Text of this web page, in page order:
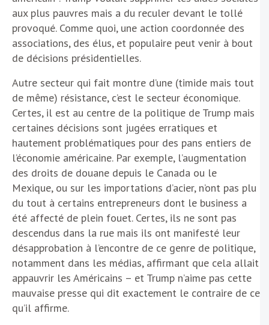
aux plus pauvres mais a du reculer devant le tollé
provoqué. Comme quoi, une action coordonnée des
associations, des élus, et populaire peut venir à bout
de décisions présidentielles.
Autre secteur qui fait montre d’une (timide mais tout
de même) résistance, c’est le secteur économique.
Certes, il est au centre de la politique de Trump mais
certaines décisions sont jugées erratiques et
hautement problématiques pour des pans entiers de
l’économie américaine. Par exemple, l’augmentation
des droits de douane depuis le Canada ou le
Mexique, ou sur les importations d’acier, n’ont pas plu
du tout à certains entrepreneurs dont le business a
été affecté de plein fouet. Certes, ils ne sont pas
descendus dans la rue mais ils ont manifesté leur
désapprobation à l’encontre de ce genre de politique,
notamment dans les médias, affirmant que cela allait
appauvrir les Américains – et Trump n’aime pas cette
mauvaise presse qui dit exactement le contraire de ce
qu’il affirme.